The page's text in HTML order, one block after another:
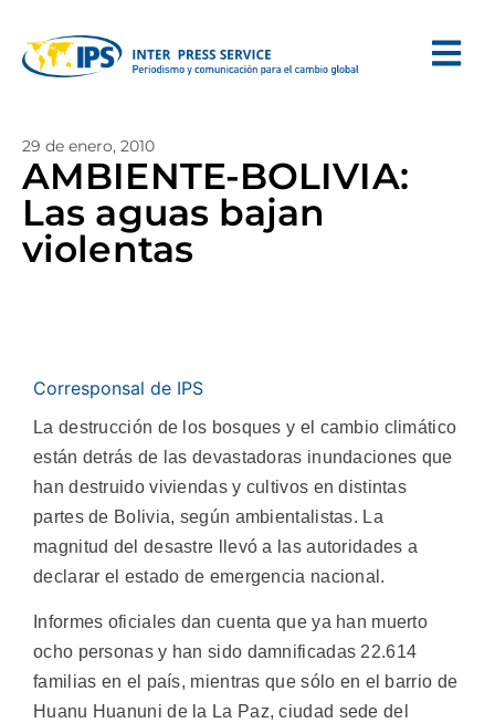
29 de enero, 2010
AMBIENTE-BOLIVIA:
Las aguas bajan
violentas
Corresponsal de IPS
La destrucción de los bosques y el cambio climático
están detrás de las devastadoras inundaciones que
han destruido viviendas y cultivos en distintas
partes de Bolivia, según ambientalistas. La
magnitud del desastre llevó a las autoridades a
declarar el estado de emergencia nacional.
Informes oficiales dan cuenta que ya han muerto
ocho personas y han sido damnificadas 22.614
familias en el país, mientras que sólo en el barrio de
Huanu Huanuni de la La Paz, ciudad sede del